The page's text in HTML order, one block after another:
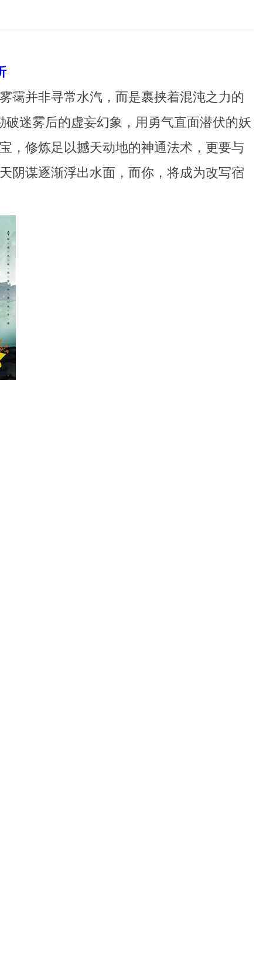
霭并非寻常水汽，而是裹挟着混沌之力的
迷雾后的虚妄幻象，用勇气直面潜伏的妖
，修炼足以撼天动地的神通法术，更要与
阴谋逐渐浮出水面，而你，将成为改写宿